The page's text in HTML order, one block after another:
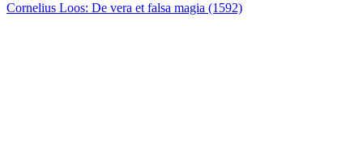
Cornelius Loos: De vera et falsa magia (1592)